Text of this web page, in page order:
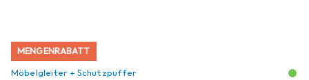
MENGENRABATT
Möbelgleiter + Schutzpuffer